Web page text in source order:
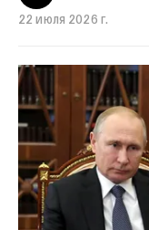
22 июля 2026 г.